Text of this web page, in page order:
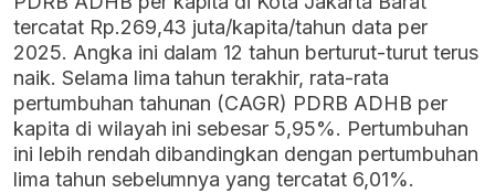
tercatat Rp.269,43 juta/kapita/tahun data per
2025. Angka ini dalam 12 tahun berturut-turut terus
naik. Selama lima tahun terakhir, rata-rata
pertumbuhan tahunan (CAGR) PDRB ADHB per
kapita di wilayah ini sebesar 5,95%. Pertumbuhan
ini lebih rendah dibandingkan dengan pertumbuhan
lima tahun sebelumnya yang tercatat 6,01%.